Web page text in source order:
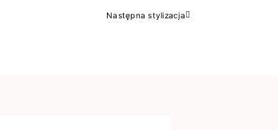
Następny
Następna stylizacja